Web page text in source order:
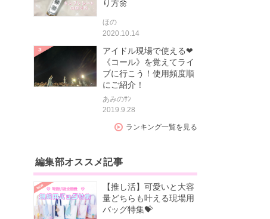
り方🌼
ほの
2020.10.14
アイドル現場で使える❤
《コール》を覚えてライ
ブに行こう！使用頻度順
にご紹介！
あみのｻﾝ
2019.9.28
ランキング一覧を見る
編集部オススメ記事
【推し活】可愛いと大容
量どちらも叶える現場用
バッグ特集💝